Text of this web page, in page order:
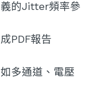
的Jitter頻率參
PDF報告
多通道、電壓